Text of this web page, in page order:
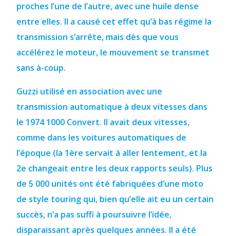
proches l’une de l’autre, avec une huile dense
entre elles. Il a causé cet effet qu’à bas régime la
transmission s’arrête, mais dès que vous
accélérez le moteur, le mouvement se transmet
sans à-coup.
Guzzi utilisé en association avec une
transmission automatique à deux vitesses dans
le 1974 1000 Convert. Il avait deux vitesses,
comme dans les voitures automatiques de
l’époque (la 1ère servait à aller lentement, et la
2e changeait entre les deux rapports seuls). Plus
de 5 000 unités ont été fabriquées d’une moto
de style touring qui, bien qu’elle ait eu un certain
succès, n’a pas suffi à poursuivre l’idée,
disparaissant après quelques années. Il a été